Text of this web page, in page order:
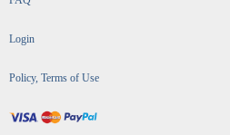
Login
Policy, Terms of Use